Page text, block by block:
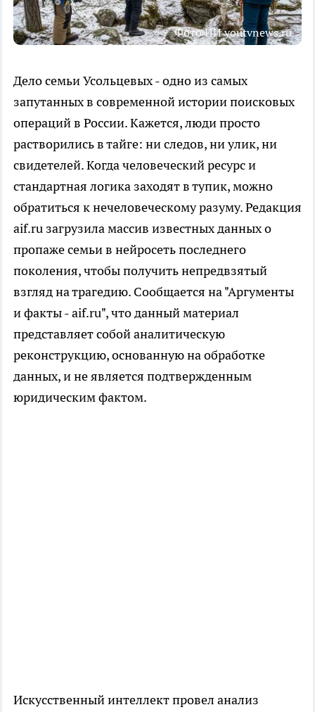
Фото ИИ youtvnews.ru
Дело семьи Усольцевых - одно из самых
запутанных в современной истории поисковых
операций в России. Кажется, люди просто
растворились в тайге: ни следов, ни улик, ни
свидетелей. Когда человеческий ресурс и
стандартная логика заходят в тупик, можно
обратиться к нечеловеческому разуму. Редакция
aif.ru загрузила массив известных данных о
пропаже семьи в нейросеть последнего
поколения, чтобы получить непредвзятый
взгляд на трагедию. Сообщается на "Аргументы
и факты - aif.ru", что данный материал
представляет собой аналитическую
реконструкцию, основанную на обработке
данных, и не является подтвержденным
юридическим фактом.
Искусственный интеллект провел анализ